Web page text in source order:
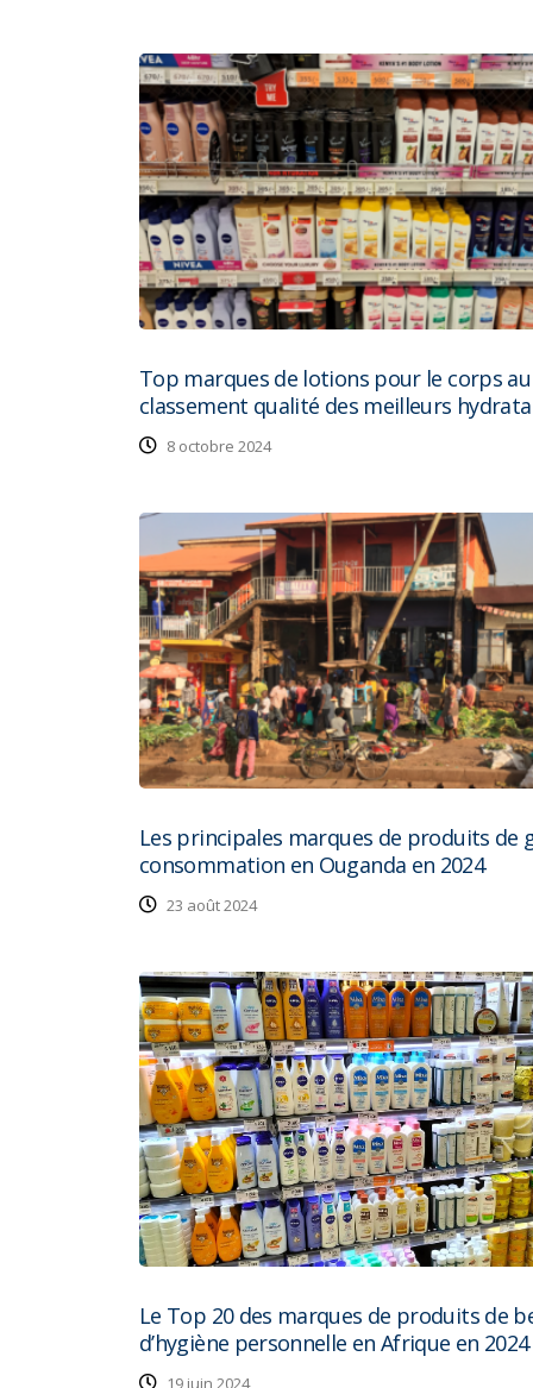
Top marques de lotions pour le corps au
classement qualité des meilleurs
8 octobre 2024
Les principales marques de produits de
consommation en Ouganda en 2024
23 août 2024
Le Top 20 des marques de produits de
d’hygiène personnelle en Afrique en 2024
19 juin 2024